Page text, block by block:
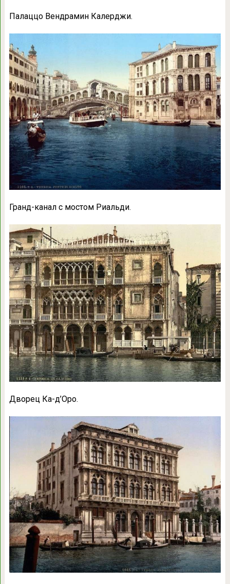
Палаццо Вендрамин Калерджи.
Гранд-канал с мостом Риальди.
Дворец Ка-д’Оро.